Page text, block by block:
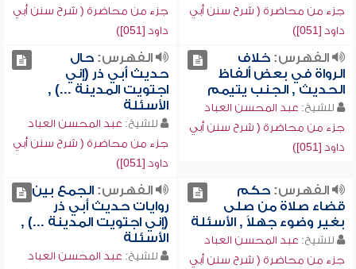
جزء من محاضرة ( شرح سنن أبي
داود [051])
جزء من محاضرة ( شرح سنن أبي
داود [051])
الفهرس:خلاف
الرواة في بعض ألفاظ
الحديث , الجنب يتيمم
للشيخ: عبد المحسن العباد
جزء من محاضرة ( شرح سنن أبي
داود [051])
الفهرس:حال
حديث أبي ذر (إني
اجتويت المدينة ...) ,
الأسئلة
للشيخ: عبد المحسن العباد
جزء من محاضرة ( شرح سنن أبي
داود [051])
الفهرس:حكم
قضاء صلاة من صلى
بغير وضوء جهلاً , الأسئلة
للشيخ: عبد المحسن العباد
جزء من محاضرة ( شرح سنن أبي
الفهرس:الجمع بين
روايات حديث أبي ذر
(إني اجتويت المدينة ...) ,
الأسئلة
للشيخ: عبد المحسن العباد